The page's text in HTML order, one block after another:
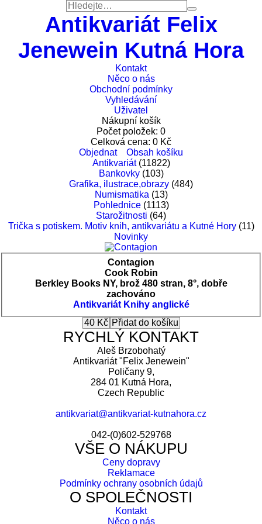
Antikvariát Felix
Jenewein Kutná Hora
Kontakt
Něco o nás
Obchodní podmínky
Vyhledávání
Uživatel
Nákupní košík
Počet položek: 0
Celková cena: 0 Kč
Objednat
Obsah košíku
Antikvariát(11822)
Bankovky(103)
Grafika, ilustrace,obrazy (484)
Numismatika (13)
Pohlednice(1113)
Starožitnosti (64)
Trička s potiskem. Motiv knih, antikvariátu a Kutné Hory(11)
Novinky
Contagion
Cook Robin
Berkley Books NY, brož 480 stran, 8°, dobře
zachováno
Antikvariát Knihy anglické
RYCHLÝ KONTAKT
Aleš Brzobohatý
Antikvariát "Felix Jenewein"
Poličany 9,
284 01 Kutná Hora,
Czech Republic
antikvariat@antikvariat-kutnahora.cz
042-(0)602-529768
VŠE O NÁKUPU
Ceny dopravy
Reklamace
Podmínky ochrany osobních údajů
O SPOLEČNOSTI
Kontakt
Něco o nás